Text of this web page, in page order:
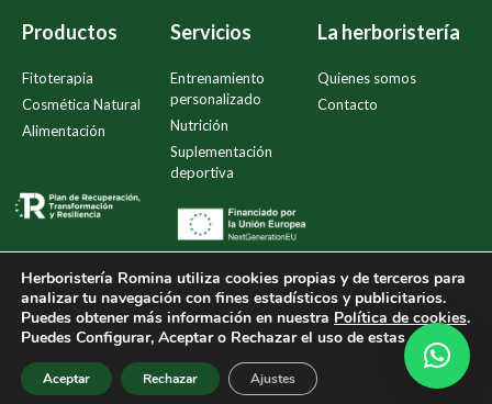
Productos
Fitoterapia
Cosmética Natural
Alimentación
Servicios
Entrenamiento
personalizado
Nutrición
Suplementación
deportiva
La herboristería
Quienes somos
Contacto
Política de compra y devoluciones
Política de privacidad
Política de Cookies
Aviso legal Accesibilidad
Creado porTandem Marketing Digital
Herboristería Romina utiliza cookies propias y de terceros para
analizar tu navegación con fines estadísticos y publicitarios.
Puedes obtener más información en nuestra Política de cookies.
Puedes Configurar, Aceptar o Rechazar el uso de estas cookies.
Aceptar Rechazar Ajustes